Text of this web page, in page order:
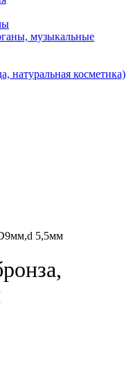
музыкальные
натуральная косметика)
5,5мм